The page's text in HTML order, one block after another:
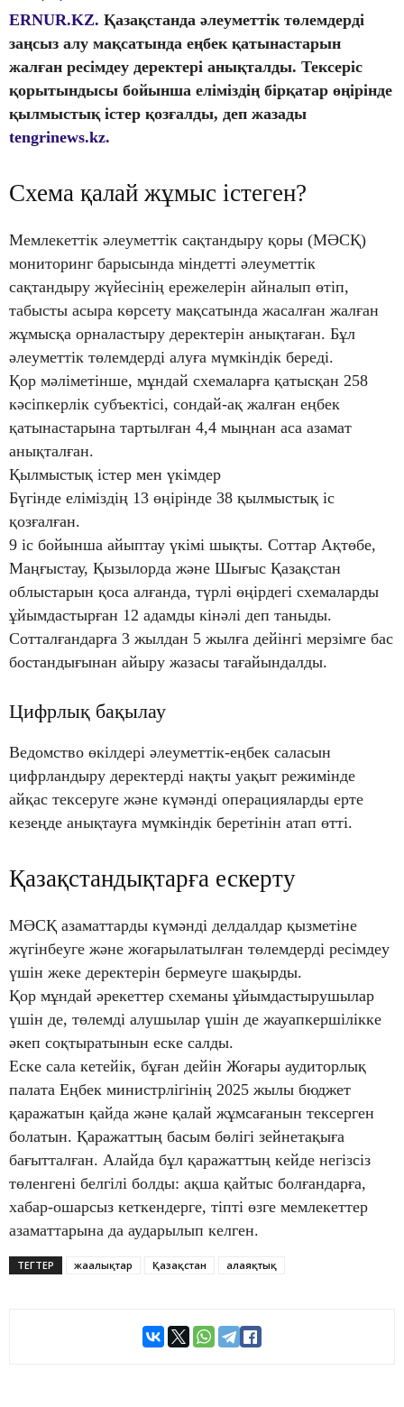
ERNUR.KZ. Қазақстанда әлеуметтік төлемдерді
заңсыз алу мақсатында еңбек қатынастарын
жалған ресімдеу деректері анықталды. Тексеріс
қорытындысы бойынша еліміздің бірқатар өңірінде
қылмыстық істер қозғалды, деп жазады
tengrinews.kz.
Схема қалай жұмыс істеген?
Мемлекеттік әлеуметтік сақтандыру қоры (МӘСҚ)
мониторинг барысында міндетті әлеуметтік
сақтандыру жүйесінің ережелерін айналып өтіп,
табысты асыра көрсету мақсатында жасалған жалған
жұмысқа орналастыру деректерін анықтаған. Бұл
әлеуметтік төлемдерді алуға мүмкіндік береді.
Қор мәліметінше, мұндай схемаларға қатысқан 258
кәсіпкерлік субъектісі, сондай-ақ жалған еңбек
қатынастарына тартылған 4,4 мыңнан аса азамат
анықталған.
Қылмыстық істер мен үкімдер
Бүгінде еліміздің 13 өңірінде 38 қылмыстық іс
қозғалған.
9 іс бойынша айыптау үкімі шықты. Соттар Ақтөбе,
Маңғыстау, Қызылорда және Шығыс Қазақстан
облыстарын қоса алғанда, түрлі өңірдегі схемаларды
ұйымдастырған 12 адамды кінәлі деп таныды.
Сотталғандарға 3 жылдан 5 жылға дейінгі мерзімге бас
бостандығынан айыру жазасы тағайындалды.
Цифрлық бақылау
Ведомство өкілдері әлеуметтік-еңбек саласын
цифрландыру деректерді нақты уақыт режимінде
айқас тексеруге және күмәнді операцияларды ерте
кезеңде анықтауға мүмкіндік беретінін атап өтті.
Қазақстандықтарға ескерту
МӘСҚ азаматтарды күмәнді делдалдар қызметіне
жүгінбеуге және жоғарылатылған төлемдерді ресімдеу
үшін жеке деректерін бермеуге шақырды.
Қор мұндай әрекеттер схеманы ұйымдастырушылар
үшін де, төлемді алушылар үшін де жауапкершілікке
әкеп соқтыратынын еске салды.
Еске сала кетейік, бұған дейін Жоғары аудиторлық
палата Еңбек министрлігінің 2025 жылы бюджет
қаражатын қайда және қалай жұмсағанын тексерген
болатын. Қаражаттың басым бөлігі зейнетақыға
бағытталған. Алайда бұл қаражаттың кейде негізсіз
төленгені белгілі болды: ақша қайтыс болғандарға,
хабар-ошарсыз кеткендерге, тіпті өзге мемлекеттер
азаматтарына да аударылып келген.
ТЕГТЕР жаңалықтар Қазақстан алаяқтық